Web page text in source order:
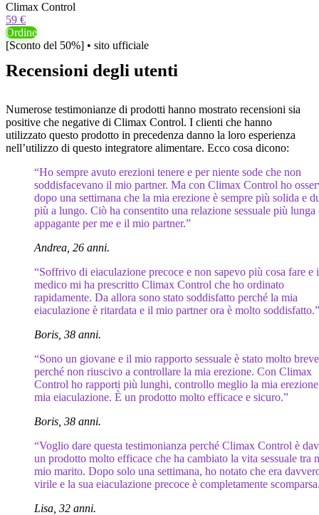
Climax Control
59 €
Ordine
[Sconto del 50%] • sito ufficiale
Recensioni degli utenti
Numerose testimonianze di prodotti hanno mostrato recensioni sia
positive che negative di Climax Control. I clienti che hanno
utilizzato questo prodotto in precedenza danno la loro esperienza
nell’utilizzo di questo integratore alimentare. Ecco cosa dicono:
“Ho sempre avuto erezioni tenere e per niente sode che non
soddisfacevano il mio partner. Ma con Climax Control ho
dopo una settimana che la mia erezione è sempre più solida e
più a lungo. Ciò ha consentito una relazione sessuale più lunga
appagante per me e il mio partner.”
Andrea, 26 anni.
“Soffrivo di eiaculazione precoce e non sapevo più cosa fare e
medico mi ha prescritto Climax Control che ho ordinato
rapidamente. Da allora sono stato soddisfatto perché la mia
eiaculazione è ritardata e il mio partner ora è molto soddisfatto.”
Boris, 38 anni.
“Sono un giovane e il mio rapporto sessuale è stato molto breve
perché non riuscivo a controllare la mia erezione. Con Climax
Control ho rapporti più lunghi, controllo meglio la mia
mia eiaculazione. È un prodotto molto efficace e sicuro.”
Boris, 38 anni.
“Voglio dare questa testimonianza perché Climax Control è
un prodotto molto efficace che ha cambiato la vita sessuale tra
mio marito. Dopo solo una settimana, ho notato che era
virile e la sua eiaculazione precoce è completamente
Lisa, 32 anni.